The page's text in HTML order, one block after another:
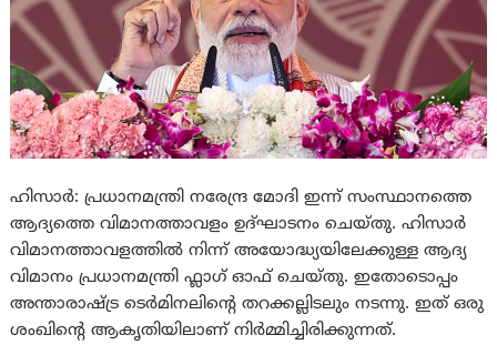
ഹിസാർ: പ്രധാനമന്ത്രി നരേന്ദ്ര മോദി ഇന്ന് സംസ്ഥാനത്തെ
ആദ്യത്തെ വിമാനത്താവളം ഉദ്ഘാടനം ചെയ്തു. ഹിസാർ
വിമാനത്താവളത്തിൽ നിന്ന് അയോദ്ധ്യയിലേക്കുള്ള ആദ്യ
വിമാനം പ്രധാനമന്ത്രി ഫ്ലാഗ് ഓഫ് ചെയ്തു. ഇതോടൊപ്പം
അന്താരാഷ്ട്ര ടെർമിനലിന്റെ തറക്കല്ലിടലും നടന്നു. ഇത് ഒരു
ശംഖിന്റെ ആകൃതിയിലാണ് നിർമ്മിച്ചിരിക്കുന്നത്.